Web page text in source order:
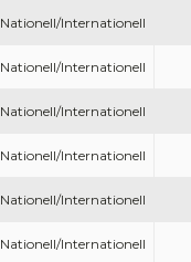
Nationell/Internationell
Nationell/Internationell
Nationell/Internationell
Nationell/Internationell
Nationell/Internationell
Nationell/Internationell